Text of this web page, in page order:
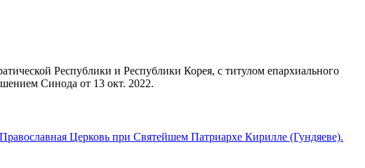
Республики и Республики Корея, с титулом епархиального
Синода от 13 окт. 2022.
Церковь при Святейшем Патриархе Кирилле (Гундяеве).